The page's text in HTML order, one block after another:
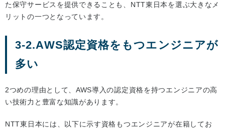
た保守サービスを提供できることも、NTT東日本を選ぶ大きなメ
リットの一つとなっています。
3-2.AWS認定資格をもつエンジニアが
多い
2つめの理由として、AWS導入の認定資格を持つエンジニアの高
い技術力と豊富な知識があります。
NTT東日本には、以下に示す資格もつエンジニアが在籍してお